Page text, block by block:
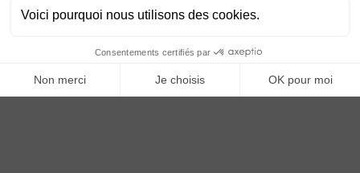
Anoq bénéficie du soutien financier de la région Hauts de